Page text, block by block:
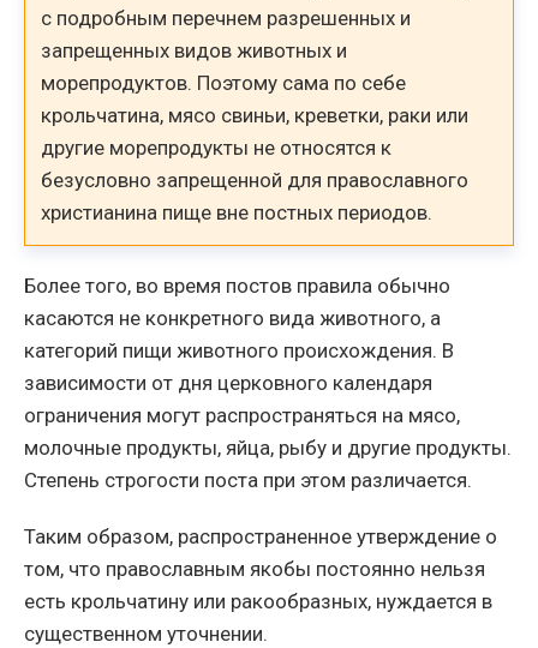
с подробным перечнем разрешенных и
запрещенных видов животных и
морепродуктов. Поэтому сама по себе
крольчатина, мясо свиньи, креветки, раки или
другие морепродукты не относятся к
безусловно запрещенной для православного
христианина пище вне постных периодов.
Более того, во время постов правила обычно
касаются не конкретного вида животного, а
категорий пищи животного происхождения. В
зависимости от дня церковного календаря
ограничения могут распространяться на мясо,
молочные продукты, яйца, рыбу и другие продукты.
Степень строгости поста при этом различается.
Таким образом, распространенное утверждение о
том, что православным якобы постоянно нельзя
есть крольчатину или ракообразных, нуждается в
существенном уточнении.